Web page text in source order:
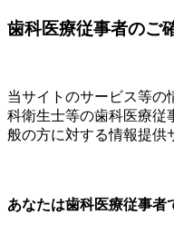
歯科医療従事者のご
当サイトのサービス等の
科衛生士等の歯科医療従
般の方に対する情報提供
あなたは歯科医療従事者